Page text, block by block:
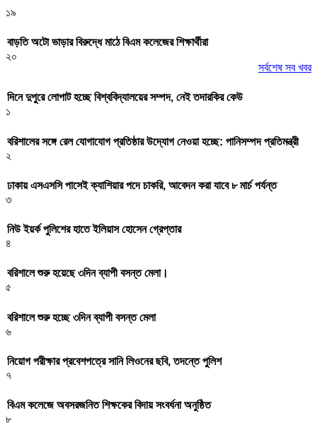
১৯
বাড়তি অটো ভাড়ার বিরুদ্ধে মাঠে বিএম কলেজের শিক্ষার্থীরা
২০
সর্বশেষ সব খবর
দিনে দুপুরে লোপাট হচ্ছে বিশ্ববিদ্যালয়ের সম্পদ, নেই তদারকির কেউ
১
বরিশালের সঙ্গে রেল যোগাযোগ প্রতিষ্ঠার উদ্যোগ নেওয়া হচ্ছে: পানিসম্পদ প্রতিমন্ত্রী
২
ঢাকায় এসএসসি পাসেই ক্যাশিয়ার পদে চাকরি, আবেদন করা যাবে ৮ মার্চ পর্যন্ত
৩
নিউ ইয়র্ক পুলিশের হাতে ইলিয়াস হোসেন গ্রেপ্তার
৪
বরিশালে শুরু হয়েছে ৩দিন ব্যাপী বসন্ত মেলা।
৫
বরিশালে শুরু হচ্ছে ৩দিন ব্যাপী বসন্ত মেলা
৬
নিয়োগ পরীক্ষার প্রবেশপত্রে সানি লিওনের ছবি, তদন্তে পুলিশ
৭
বিএম কলেজে অবসরজনিত শিক্ষকের বিদায় সংবর্ধনা অনুষ্ঠিত
৮